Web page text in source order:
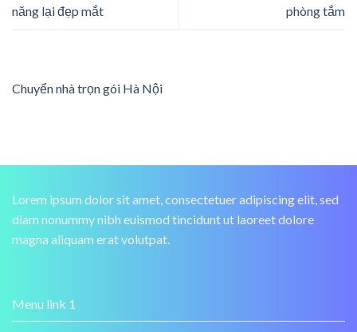
năng lại đẹp mắt
phòng tắm
Chuyển nhà trọn gói Hà Nội
Lorem ipsum dolor sit amet, consectetuer adipiscing elit, sed
diam nonummy nibh euismod tincidunt ut laoreet dolore
magna aliquam erat volutpat.
Menu link 1